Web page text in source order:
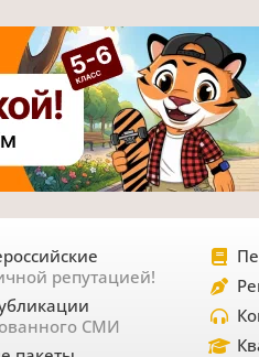
репутацией!
СМИ